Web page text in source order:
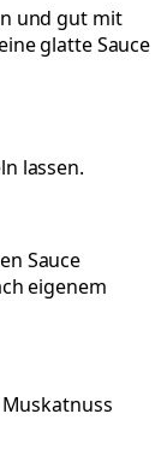
und gut mit
glatte Sauce
lassen.
Sauce
eigenem